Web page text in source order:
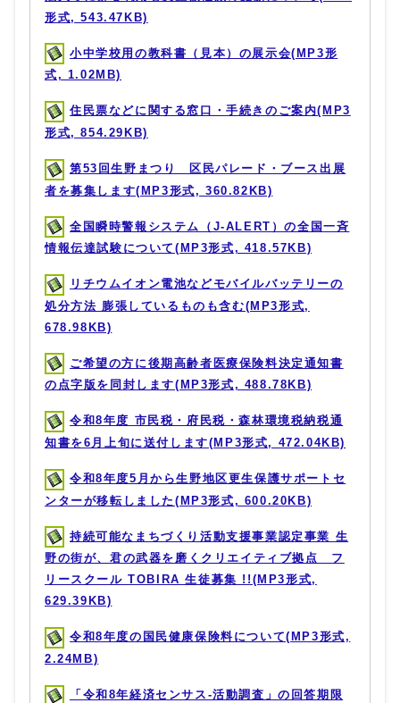
形式, 543.47KB)
小中学校用の教科書（見本）の展示会(MP3形
式, 1.02MB)
住民票などに関する窓口・手続きのご案内(MP3
形式, 854.29KB)
第53回生野まつり 区民パレード・ブース出展
者を募集します(MP3形式, 360.82KB)
全国瞬時警報システム（J-ALERT）の全国一斉
情報伝達試験について(MP3形式, 418.57KB)
リチウムイオン電池などモバイルバッテリーの
処分方法 膨張しているものも含む(MP3形式,
678.98KB)
ご希望の方に後期高齢者医療保険料決定通知書
の点字版を同封します(MP3形式, 488.78KB)
令和8年度 市民税・府民税・森林環境税納税通
知書を6月上旬に送付します(MP3形式, 472.04KB)
令和8年度5月から生野地区更生保護サポートセ
ンターが移転しました(MP3形式, 600.20KB)
持続可能なまちづくり活動支援事業認定事業 生
野の街が、君の武器を磨くクリエイティブ拠点 フ
リースクール TOBIRA 生徒募集 !!(MP3形式,
629.39KB)
令和8年度の国民健康保険料について(MP3形式,
2.24MB)
「令和8年経済センサス-活動調査」の回答期限